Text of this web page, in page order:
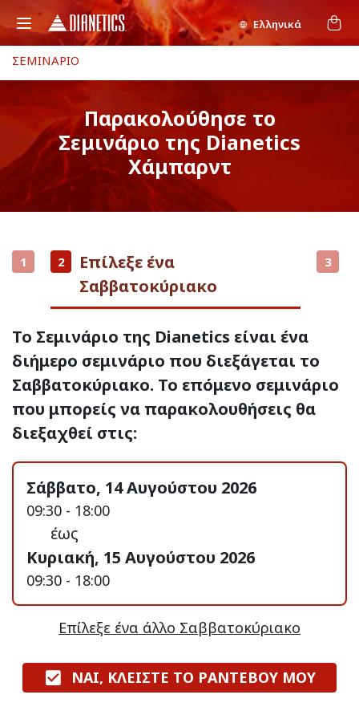
Ελληνικά
ΣΕΜΙΝΑΡΙΟ
Παρακολούθησε το
Σεμινάριο της Dianetics
Χάμπαρντ
1 2
Επίλεξε ένα
Σαββατοκύριακο
3
Το Σεμινάριο της Dianetics είναι ένα
διήμερο σεμινάριο που διεξάγεται το
Σαββατοκύριακο. Το επόμενο σεμινάριο
που μπορείς να παρακολουθήσεις θα
διεξαχθεί στις:
Σάββατο, 14 Αυγούστου 2026
09:30 - 18:00
έως
Κυριακή, 15 Αυγούστου 2026
09:30 - 18:00
Επίλεξε ένα άλλο Σαββατοκύριακο
ΝΑΙ, ΚΛΕΙΣΤΕ ΤΟ ΡΑΝΤΕΒΟΥ ΜΟΥ